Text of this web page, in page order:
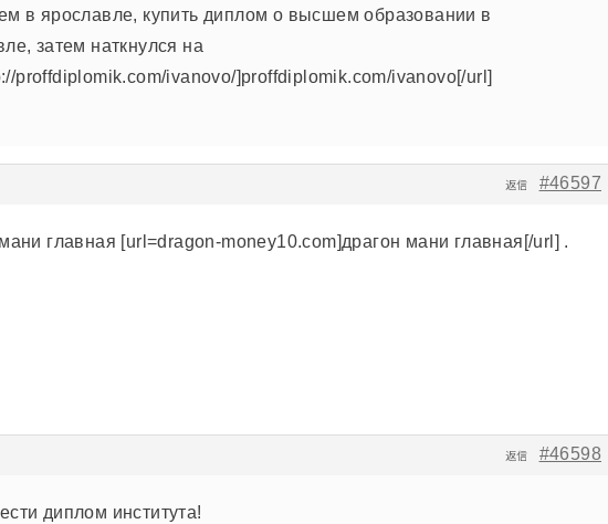
в ярославле, купить диплом о высшем образовании в
затем наткнулся на
proffdiplomik.com/ivanovo/]proffdiplomik.com/ivanovo[/url]
#46597
返信
главная [url=dragon-money10.com]драгон мани главная[/url] .
#46598
返信
диплом института!